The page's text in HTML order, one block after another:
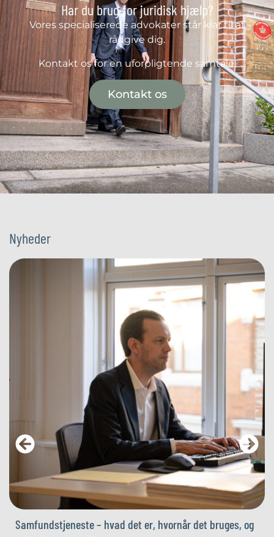
Har du brug for juridisk hjælp?
Vores specialiserede advokater står klar til at
rådgive dig.
Kontakt os for en uforpligtende samtale.
Kontakt os
Nyheder
Samfundstjeneste – hvad det er, hvornår det bruges, og